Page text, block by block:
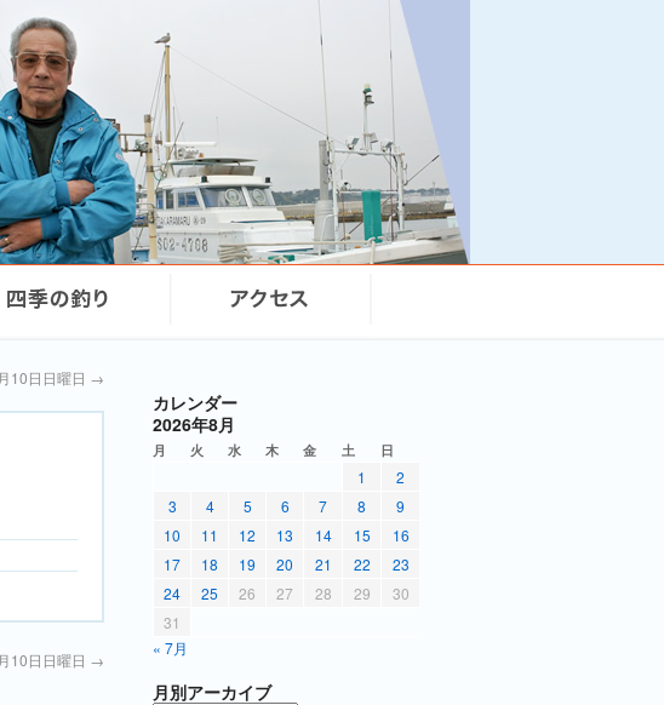
10日日曜日 →
10日日曜日 →
カレンダー
2026年8月
月 火 水 木 金 土 日
« 7月
1
2
3
4 5 6 7 8
9
10
11 12 13 14 15
16
17
18 19 20 21 22
23
24
25 26 27 28 29
30
31
月別アーカイブ